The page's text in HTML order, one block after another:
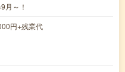
～！
円+残業代